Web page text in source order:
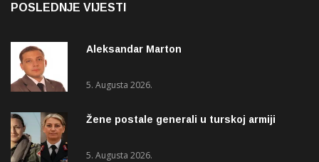
POSLEDNJE VIJESTI
Aleksandar Marton
5. Augusta 2026.
Žene postale generali u turskoj armiji
5. Augusta 2026.